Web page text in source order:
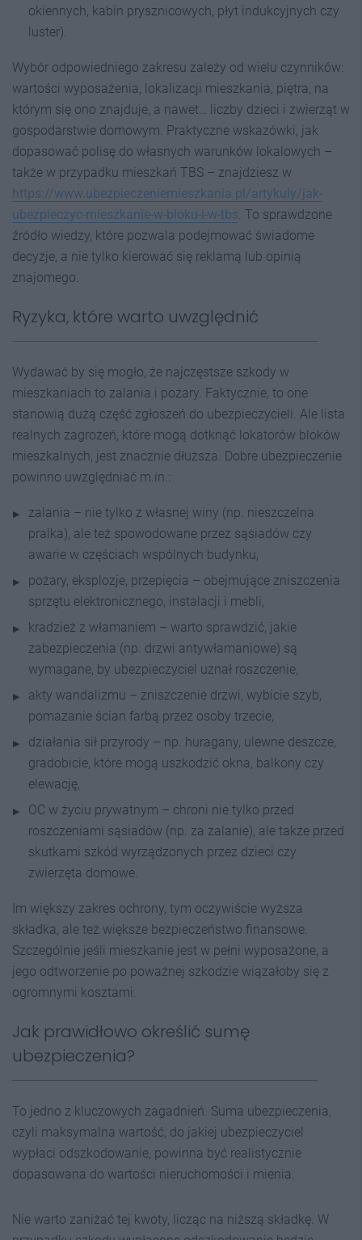
okiennych, kabin prysznicowych, płyt indukcyjnych czy
luster).
Wybór odpowiedniego zakresu zależy od wielu czynników:
wartości wyposażenia, lokalizacji mieszkania, piętra, na
którym się ono znajduje, a nawet… liczby dzieci i zwierząt w
gospodarstwie domowym. Praktyczne wskazówki, jak
dopasować polisę do własnych warunków lokalowych –
także w przypadku mieszkań TBS – znajdziesz w
https://www.ubezpieczeniemieszkania.pl/artykuly/jak-
ubezpieczyc-mieszkanie-w-bloku-i-w-tbs . To sprawdzone
źródło wiedzy, które pozwala podejmować świadome
decyzje, a nie tylko kierować się reklamą lub opinią
znajomego.
Ryzyka, które warto uwzględnić
Wydawać by się mogło, że najczęstsze szkody w
mieszkaniach to zalania i pożary. Faktycznie, to one
stanowią dużą część zgłoszeń do ubezpieczycieli. Ale lista
realnych zagrożeń, które mogą dotknąć lokatorów bloków
mieszkalnych, jest znacznie dłuższa. Dobre ubezpieczenie
powinno uwzględniać m.in.:
zalania – nie tylko z własnej winy (np. nieszczelna
pralka), ale też spowodowane przez sąsiadów czy
awarie w częściach wspólnych budynku,
pożary, eksplozje, przepięcia – obejmujące zniszczenia
sprzętu elektronicznego, instalacji i mebli,
kradzież z włamaniem – warto sprawdzić, jakie
zabezpieczenia (np. drzwi antywłamaniowe) są
wymagane, by ubezpieczyciel uznał roszczenie,
akty wandalizmu – zniszczenie drzwi, wybicie szyb,
pomazanie ścian farbą przez osoby trzecie,
działania sił przyrody – np. huragany, ulewne deszcze,
gradobicie, które mogą uszkodzić okna, balkony czy
elewację,
OC w życiu prywatnym – chroni nie tylko przed
roszczeniami sąsiadów (np. za zalanie), ale także przed
skutkami szkód wyrządzonych przez dzieci czy
zwierzęta domowe.
Im większy zakres ochrony, tym oczywiście wyższa
składka, ale też większe bezpieczeństwo finansowe.
Szczególnie jeśli mieszkanie jest w pełni wyposażone, a
jego odtworzenie po poważnej szkodzie wiązałoby się z
ogromnymi kosztami.
Jak prawidłowo określić sumę
ubezpieczenia?
To jedno z kluczowych zagadnień. Suma ubezpieczenia,
czyli maksymalna wartość, do jakiej ubezpieczyciel
wypłaci odszkodowanie, powinna być realistycznie
dopasowana do wartości nieruchomości i mienia.
Nie warto zaniżać tej kwoty, licząc na niższą składkę. W